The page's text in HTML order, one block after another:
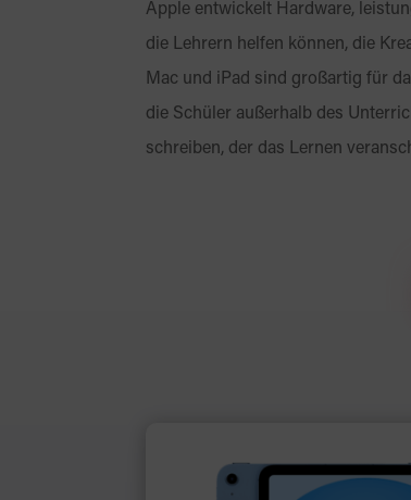
Apple entwickelt Hardware,
die Lehrern helfen können, die
Mac und iPad sind großartig für
die Schüler außerhalb des
schreiben, der das Lernen